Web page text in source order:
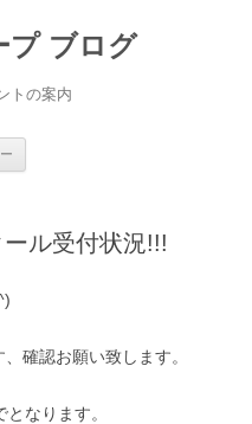
プ ブログ
トの案内
ス
ル受付状況!!!
確認お願い致します。
なります。